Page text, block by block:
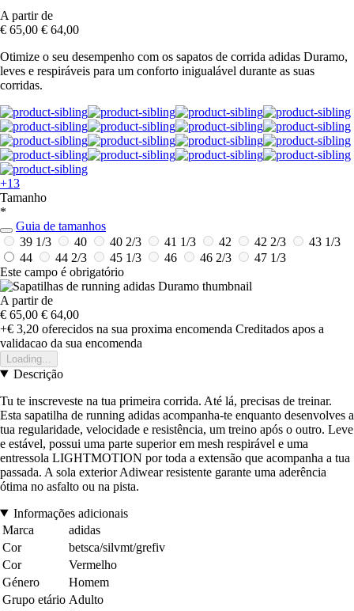
A partir de
€ 65,00 € 64,00
Otimize o seu desempenho com os sapatos de corrida adidas Duramo,
leves e respiráveis para um conforto inigualável durante as suas
corridas.
+13
Tamanho
*
Guia de tamanhos
39 1/3
40 40 2/3 41 1/3 42 42 2/3
43 1/3
44
44 2/3 45 1/3 46 46 2/3
47 1/3
Este campo é obrigatório
A partir de
€ 65,00 € 64,00
+€ 3,20 oferecidos na sua proxima encomenda Creditados apos a
validacao da sua encomenda
Loading...
Descrição
Tu te inscreveste na tua primeira corrida. Até lá, precisas de treinar.
Esta sapatilha de running adidas acompanha-te enquanto desenvolves a
tua regularidade, velocidade e resistência, um treino após o outro. Leve
e estável, possui uma parte superior em mesh respirável e uma
entressola LIGHTMOTION por toda a extensão que acompanha a tua
passada. A sola exterior Adiwear resistente garante uma aderência
ótima no asfalto ou na pista.
Informações adicionais
Marca
adidas
Cor
betsca/silvmt/grefiv
Cor
Vermelho
Género
Homem
Grupo etário Adulto